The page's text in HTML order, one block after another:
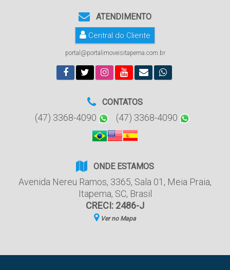
ATENDIMENTO
Central do Cliente
portal@portalimoveisitapema.com.br
CONTATOS
(47) 3368-4090 (47) 3368-4090
ONDE ESTAMOS
Avenida Nereu Ramos, 3365, Sala 01 , Meia Praia,
Itapema, SC, Brasil
CRECI: 2486-J
Ver no Mapa